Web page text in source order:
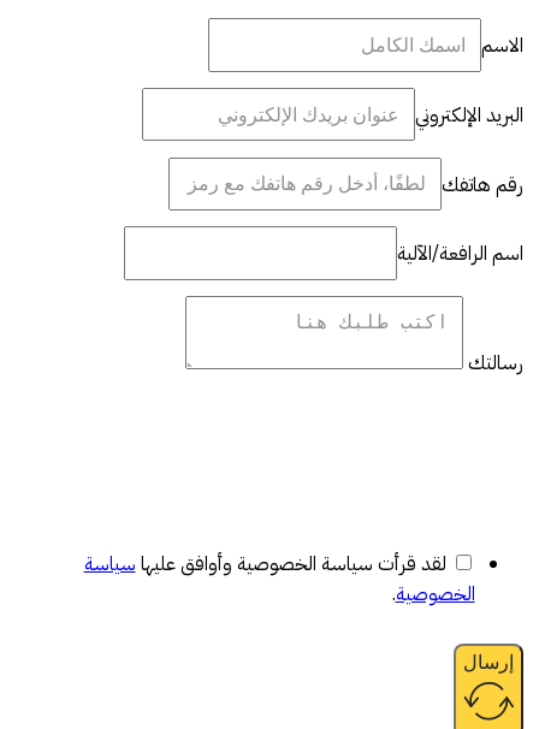
الاسم
البريد الإلكتروني
رقم هاتفك
اسم الرافعة/الآلية
رسالتك
لقد قرأت سياسة الخصوصية وأوافق عليها سياسة
الخصوصية.
إرسال